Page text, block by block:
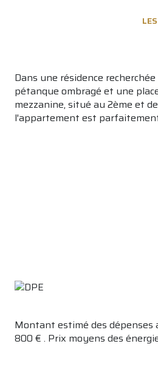
Dans une résidence
pétanque ombragé et une
mezzanine, situé au 2ème et
l'appartement est
terrasse de plus de 6 m²,
mezzanine confortable, où
Montant estimé des
800 € . Prix moyens des